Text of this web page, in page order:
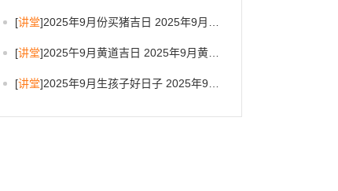
[讲堂]2025年9月份买猪吉日 2025年9月买猪进圈吉日
[讲堂]2025午9月黄道吉日 2025年9月黄道吉日一览表大全
[讲堂]2025年9月生孩子好日子 2025年9月哪天生孩子比较好